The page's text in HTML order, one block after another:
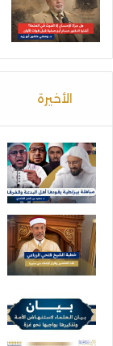
الأخيرة